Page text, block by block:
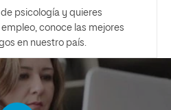
psicología y quieres
conoce las mejores
en nuestro país.